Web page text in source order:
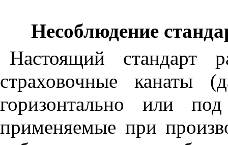
Несоблюдение
Настоящий стандарт
страховочные канаты
горизонтально или
применяемые при